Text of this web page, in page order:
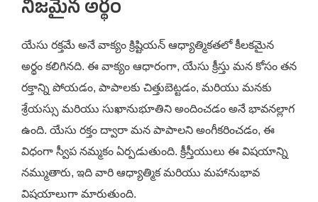
నిజమైన అర్థం
యేసు రక్తమే అనే వాక్యం క్రిష్టియన్ ఆధ్యాత్మికతలో కీలకమైన
అర్థం కలిగినది. ఈ వాక్యం ఆధారంగా, యేసు క్రీస్తు మన కోసం తన
రక్తాన్ని పోయడం, పాపాలకు చిత్తుబెట్టడం, మరియు మనకు
శ్రేయస్సు మరియు సుఖానుభూతిని అందించడం అనే భావనల్లాగ
ఉంది. యేసు రక్తం ద్వారా మన పాపాలని అంగీకరించడం, ఈ
విధంగా స్వీప నమ్మకం ఏర్పడుతుంది. క్రీస్తీయులు ఈ విషయాన్ని
నమ్ముతారు, ఇది వారి ఆధ్యాత్మిక మరియు మహానుభావ
విషయాలుగా మారుతుంది.